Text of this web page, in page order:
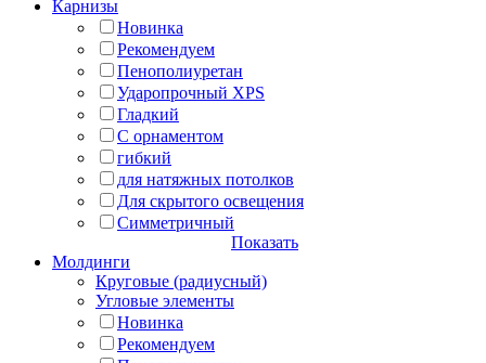
Карнизы
Новинка
Рекомендуем
Пенополиуретан
Ударопрочный XPS
Гладкий
С орнаментом
гибкий
для натяжных потолков
Для скрытого освещения
Симметричный
Показать
Молдинги
Круговые (радиусный)
Угловые элементы
Новинка
Рекомендуем